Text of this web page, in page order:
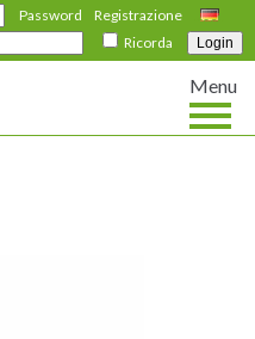
Deutsch
Registrazione
Password
Ricorda
Menu